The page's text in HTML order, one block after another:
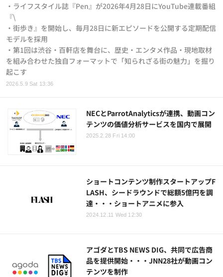
2026.5.9 Sat 13:36
・ライフスタイル誌『Pen』が2026年4月28日にYouTube連載番組
『\
・街歩き』を開始し、毎月28日に新エピソードを公開する定期配信
モデルを採用
・第1回は渋谷・百軒店を舞台に、歴史・エンタメ作品・現地取材
を組み合わせた独自フォーマットで「知られざる街の魅力」を掘り
起こす
NECとParrotAnalyticsが連携、動画コン
テンツの価値分析サービスを国内で展開
2025.2.28 Fri 14:00
ショートコンテンツ制作スタートアップF
LASH、シードラウンドで総額5億円を調
達・・・ショートアニメに参入
2024.12.11 Wed 12:30
アゴダとTBS NEWS DIG、共同で広告商
品を提供開始・・・JNN28社が動画コン
テンツを制作